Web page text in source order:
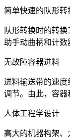
简单快速的队形转
队形转换时的转
助手动曲柄和计数
无故障容器进料
进料输送带的速
调节。由此，容器
人体工程学设计
高大的机器构架